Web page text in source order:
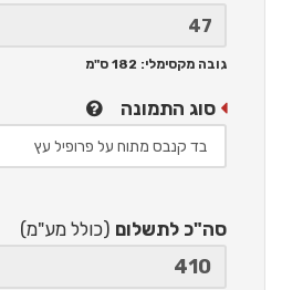
גובה מקסימלי: 182 ס"מ
סוג התמונה
סה"כ לתשלום (כולל מע"מ)